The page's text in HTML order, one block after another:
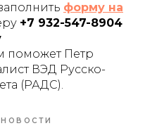
форму на
+7 932-547-8904
поможет Петр
ВЭД Русско-
(РАДС).